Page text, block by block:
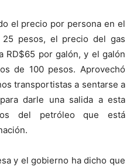
el precio por persona en el
pesos, el precio del gas
RD$65 por galón, y el galón
de 100 pesos. Aprovechó
transportistas a sentarse a
darle una salida a esta
del petróleo que está
y el gobierno ha dicho que